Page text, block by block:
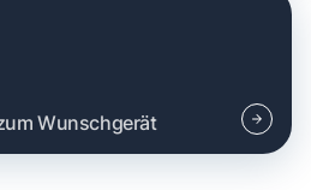
Wunschgerät